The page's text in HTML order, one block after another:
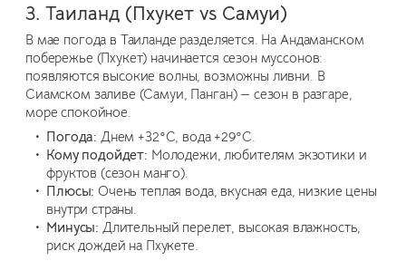
3. Таиланд (Пхукет vs Самуи)
В мае погода в Таиланде разделяется. На Андаманском
побережье (Пхукет) начинается сезон муссонов:
появляются высокие волны, возможны ливни. В
Сиамском заливе (Самуи, Панган) — сезон в разгаре,
море спокойное.
Погода: Днем +32°C, вода +29°C.
Кому подойдет: Молодежи, любителям экзотики и
фруктов (сезон манго).
Плюсы: Очень теплая вода, вкусная еда, низкие цены
внутри страны.
Минусы: Длительный перелет, высокая влажность,
риск дождей на Пхукете.